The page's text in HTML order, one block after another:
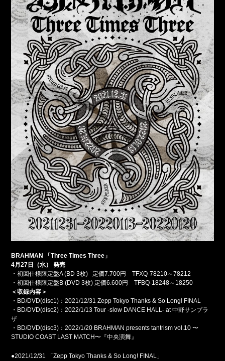
BRAHMAN
「Three Times Three」
4月27日（水） 発売
・初回仕様限定盤A (BD 3枚) 定価7.700円 TFXQ-78210～78212
・初回仕様限定盤B (DVD 3枚) 定価6.600円 TFBQ-18248～18250
＜収録内容＞
・BD/DVD(disc1)：2021/12/31 Zepp Tokyo Thanks & So Long! FINAL
・BD/DVD(disc2)：2022/1/13 Tour -slow DANCE HALL- at 中野サンプラ
ザ
・BD/DVD(disc3)：2022/1/20 BRAHMAN presents tantrism vol.10 〜
STUDIO COAST LAST MATCH〜『中央演舞』
●2021/12/31 「Zepp Tokyo Thanks & So Long! FINAL」